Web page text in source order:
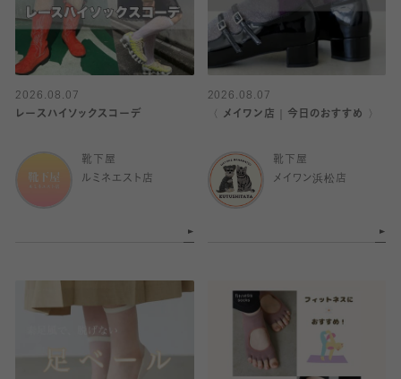
2026.08.07
レースハイソックスコーデ
靴下屋
ルミネエスト店
2026.08.07
〈 メイワン店｜今日のおすすめ 〉
靴下屋
メイワン浜松店